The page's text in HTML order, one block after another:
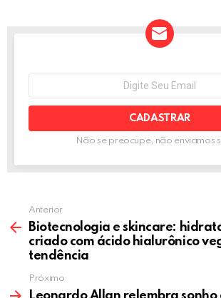
o
k
er
ke
dI
p
p
NEWSLETTER
mail:
Não se preocupe, não enviamos
Anterior
Biotecnologia e skincare:
criado com ácido hialurônico
tendência
Próximo